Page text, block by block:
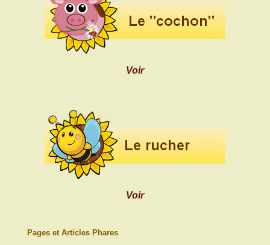
Voir
Voir
Pages et Articles Phares